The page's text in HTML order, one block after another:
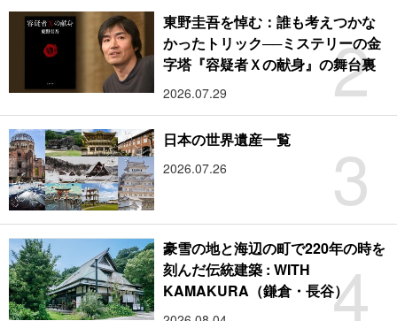
2
東野圭吾を悼む：誰も考えつかな
かったトリック──ミステリーの金
字塔『容疑者Ｘの献身』の舞台裏
2026.07.29
3
日本の世界遺産一覧
2026.07.26
4
豪雪の地と海辺の町で220年の時を
刻んだ伝統建築 : WITH
KAMAKURA（鎌倉・長谷）